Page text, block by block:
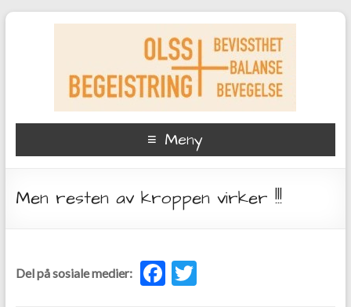
Meny
Men resten av kroppen virker !!!
Del på sosiale medier:
F T